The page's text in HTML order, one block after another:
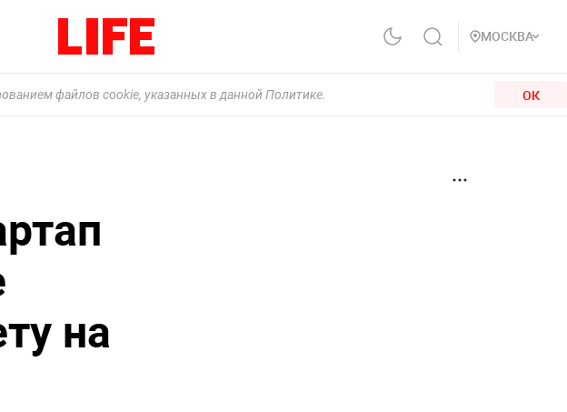
МОСКВА
файлов cookie, указанных в данной Политике. ОК
на